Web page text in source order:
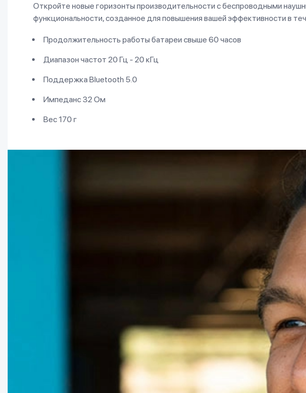
Откройте новые горизонты производительности с беспроводными
функциональности, созданное для повышения вашей эффективности в
Продолжительность работы батареи свыше 60 часов
Диапазон частот 20 Гц - 20 кГц
Поддержка Bluetooth 5.0
Импеданс 32 Ом
Вес 170 г